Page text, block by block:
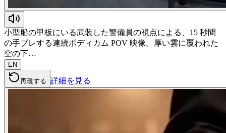
小型船の甲板にいる武装した警備員の視点による、15 秒間
の手ブレする連続ボディカム POV 映像。厚い雲に覆われた
空の下…
EN
再現する 詳細を見る